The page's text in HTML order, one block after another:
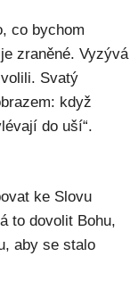
co bychom
zraněné. Vyzývá
Svatý
když
do uší“.
ke Slovu
to dovolit Bohu,
aby se stalo